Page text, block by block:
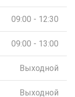
09:00 - 12:30
09:00 - 13:00
Выходной
Выходной